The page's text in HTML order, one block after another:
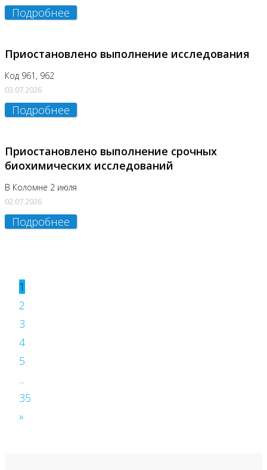
Подробнее
Приостановлено выполнение исследования
Код 961, 962
03.07.2026
Подробнее
Приостановлено выполнение срочных
биохимических исследований
В Коломне 2 июля
02.07.2026
Подробнее
1
2
3
4
5
...
35
»